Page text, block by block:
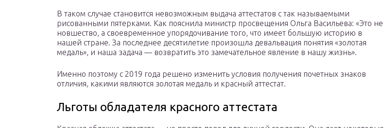
В таком случае становится невозможным выдача аттестатов с так называемыми
рисованными пятерками. Как пояснила министр просвещения Ольга Васильева: «Это не
новшество, а своевременное упорядочивание того, что имеет большую историю в
нашей стране. За последнее десятилетие произошла девальвация понятия «золотая
медаль», и наша задача — возвратить это замечательное явление в нашу жизнь».
Именно поэтому с 2019 года решено изменить условия получения почетных знаков
отличия, какими являются золотая медаль и красный аттестат.
Льготы обладателя красного аттестата